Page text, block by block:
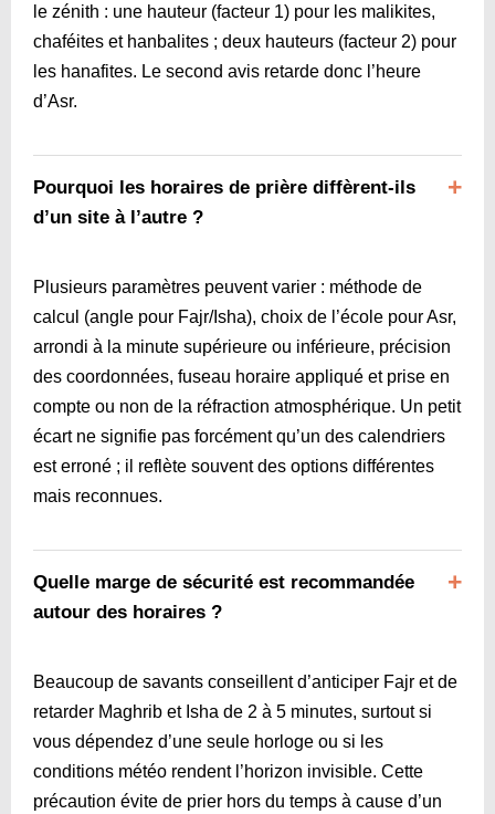
le zénith : une hauteur (facteur 1) pour les malikites,
chaféites et hanbalites ; deux hauteurs (facteur 2) pour
les hanafites. Le second avis retarde donc l’heure
d’Asr.
Pourquoi les horaires de prière diffèrent-ils
d’un site à l’autre ?
Plusieurs paramètres peuvent varier : méthode de
calcul (angle pour Fajr/Isha), choix de l’école pour Asr,
arrondi à la minute supérieure ou inférieure, précision
des coordonnées, fuseau horaire appliqué et prise en
compte ou non de la réfraction atmosphérique. Un petit
écart ne signifie pas forcément qu’un des calendriers
est erroné ; il reflète souvent des options différentes
mais reconnues.
Quelle marge de sécurité est recommandée
autour des horaires ?
Beaucoup de savants conseillent d’anticiper Fajr et de
retarder Maghrib et Isha de 2 à 5 minutes, surtout si
vous dépendez d’une seule horloge ou si les
conditions météo rendent l’horizon invisible. Cette
précaution évite de prier hors du temps à cause d’un